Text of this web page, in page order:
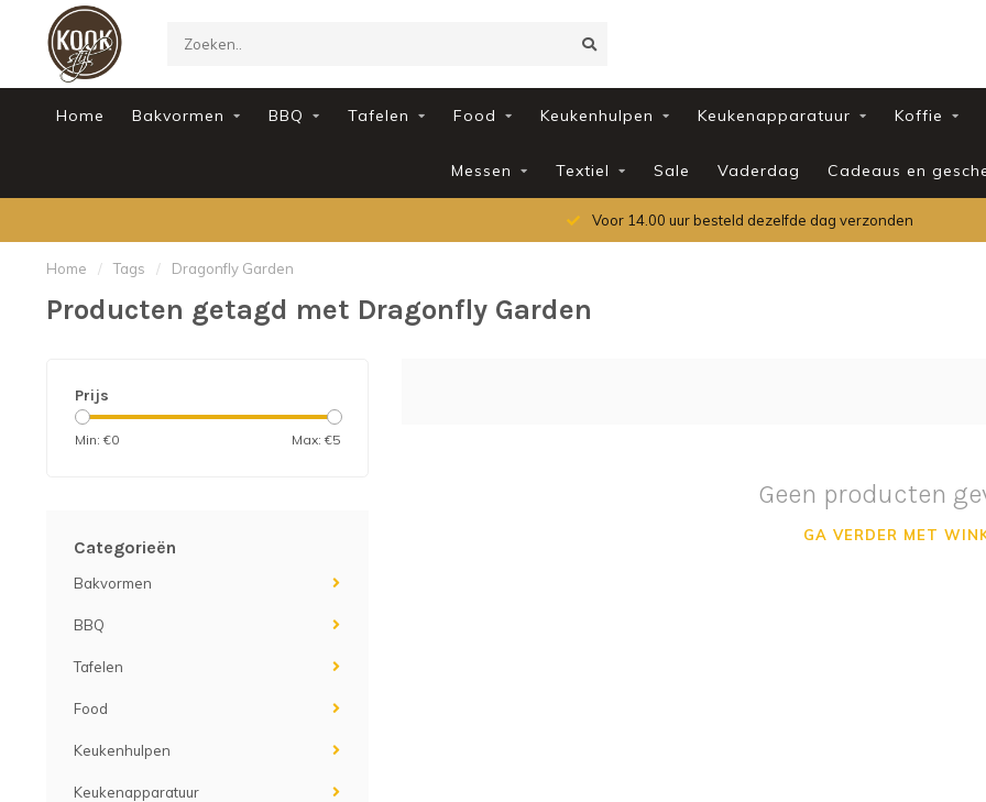
Home Bakvormen BBQ Tafelen Food Keukenhulpen Keukenapparatuur Koffie
Messen Textiel Sale Vaderdag Cadeaus en
Voor 14.00 uur besteld dezelfde dag verzonden
Home / Tags / Dragonfly Garden
Producten getagd met Dragonfly Garden
Prijs
Min: €0 Max: €5
Categorieën
Bakvormen
BBQ
Tafelen
Food
Keukenhulpen
Keukenapparatuur
Geen producten
GA VERDER MET